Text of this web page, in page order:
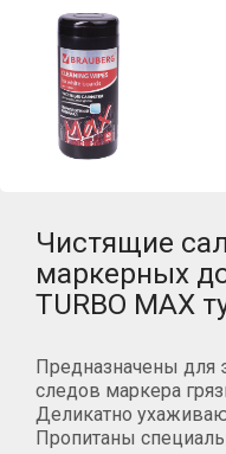
Чистящие
маркерных
TURBO MAX
Предназначены для
следов маркера
Деликатно
Пропитаны